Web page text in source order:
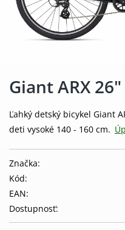
Giant ARX 26"
Ľahký detský bicykel Giant
deti vysoké 140 - 160 cm.
Značka:
Kód:
EAN:
Dostupnosť: